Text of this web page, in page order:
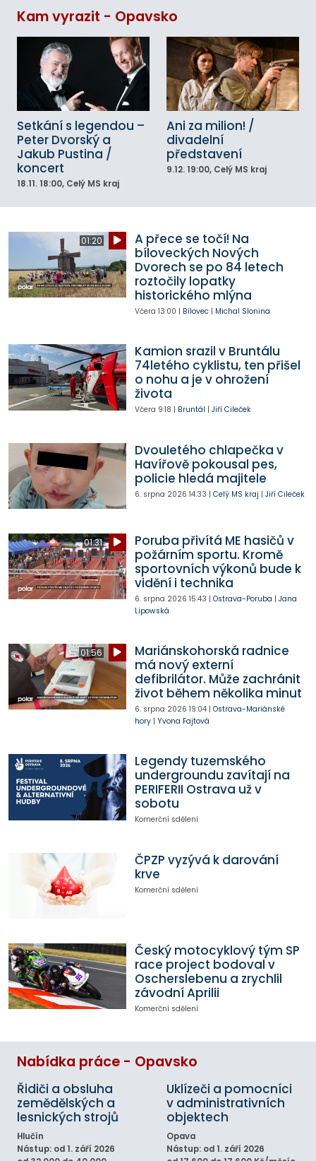
Kam vyrazit - Opavsko
Setkání s legendou –
Peter Dvorský a
Jakub Pustina /
koncert
18.11. 18:00, Celý MS kraj
Ani za milion! /
divadelní
představení
9.12. 19:00, Celý MS kraj
01:20
A přece se točí! Na
bíloveckých Nových
Dvorech se po 84 letech
roztočily lopatky
historického mlýna
Včera 13:00 | Bílovec| Michal Slonina
Kamion srazil v Bruntálu
74letého cyklistu, ten přišel
o nohu a je v ohrožení
života
Včera 9:18 | Bruntál | Jiří Cileček
Dvouletého chlapečka v
Havířově pokousal pes,
policie hledá majitele
6. srpna 2026 14:33 | Celý MS kraj | Jiří Cileček
01:31
Poruba přivítá ME hasičů v
požárním sportu. Kromě
sportovních výkonů bude k
vidění i technika
6. srpna 2026 15:43 | Ostrava-Poruba | Jana
Lipowská
01:56
Mariánskohorská radnice
má nový externí
defibrilátor. Může zachránit
život během několika minut
6. srpna 2026 19:04| Ostrava-Mariánské
hory| Yvona Fajtová
Legendy tuzemského
undergroundu zavítají na
PERIFERII Ostrava už v
sobotu
Komerční sdělení
ČPZP vyzývá k darování
krve
Komerční sdělení
Český motocyklový tým SP
race project bodoval v
Oscherslebenu a zrychlil
závodní Aprilii
Komerční sdělení
Nabídka práce - Opavsko
Řidiči a obsluha
zemědělských a
lesnických strojů
Hlučín
Nástup: od 1. září 2026
Uklízeči a pomocníci
v administrativních
objektech
Opava
Nástup: od 1. září 2026